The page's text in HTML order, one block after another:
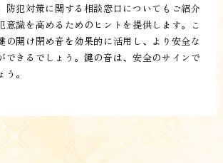
防犯対策に関する相談窓口についてもご紹介
意識を高めるためのヒントを提供します。こ
の開け閉め音を効果的に活用し、より安全な
できるでしょう。鍵の音は、安全のサインで
。